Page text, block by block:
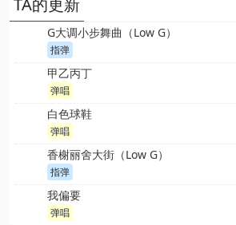
TA的更新
G大调小步舞曲（Low G）
指弹
甲乙丙丁
弹唱
白色球鞋
弹唱
香榭丽舍大街（Low G）
指弹
我偏要
弹唱